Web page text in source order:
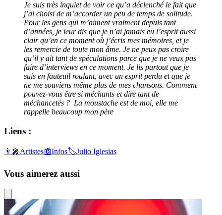
Je suis très inquiet de voir ce qu’a déclenché le fait que
j’ai choisi de m’accorder un peu de temps de solitude.
Pour les gens qui m’aiment vraiment depuis tant
d’années, je leur dis que je n’ai jamais eu l’esprit aussi
clair qu’en ce moment où j’écris mes mémoires, et je
les remercie de toute mon âme. Je ne peux pas croire
qu’il y ait tant de spéculations parce que je ne veux pas
faire d’interviews en ce moment. Je lis partout que je
suis en fauteuil roulant, avec un esprit perdu et que je
ne me souviens même plus de mes chansons. Comment
pouvez-vous être si méchants et dire tant de
méchancetés ? La moustache est de moi, elle me
rappelle beaucoup mon père
Liens :
👨‍🎤Artistes📰Infos🏷️Julio Iglesias
Vous aimerez aussi